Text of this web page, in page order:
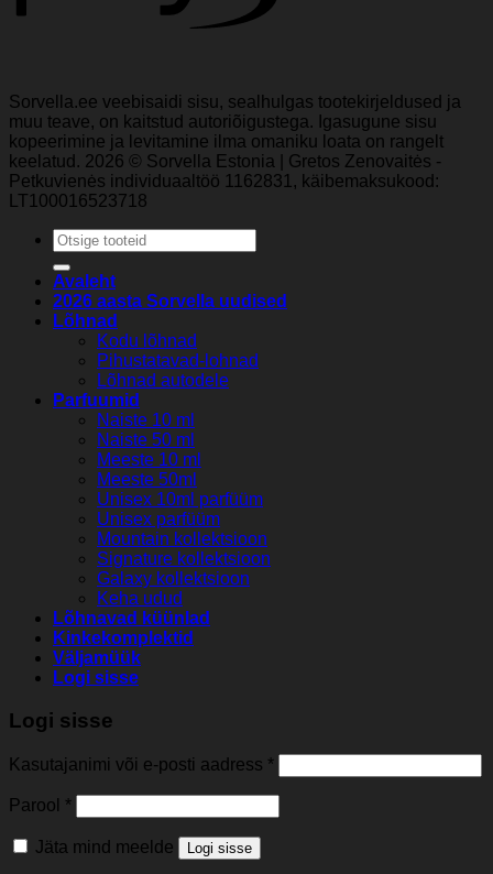
Sorvella.ee veebisaidi sisu, sealhulgas tootekirjeldused ja
muu teave, on kaitstud autoriõigustega. Igasugune sisu
kopeerimine ja levitamine ilma omaniku loata on rangelt
keelatud. 2026 © Sorvella Estonia | Gretos Zenovaitės -
Petkuvienės individuaaltöö 1162831, käibemaksukood:
LT100016523718
Otsi:
Avaleht
2026 aasta Sorvella uudised
Lõhnad
Kodu lõhnad
Pihustatavad-lohnad
Lõhnad autodele
Parfuumid
Naiste 10 ml
Naiste 50 ml
Meeste 10 ml
Meeste 50ml
Unisex 10ml parfüüm
Unisex parfüüm
Mountain kollektsioon
Signature kollektsioon
Galaxy kollektsioon
Keha udud
Lõhnavad küünlad
Kinkekomplektid
Väljamüük
Logi sisse
Logi sisse
Kasutajanimi või e-posti aadress *
Parool *
Jäta mind meelde Logi sisse